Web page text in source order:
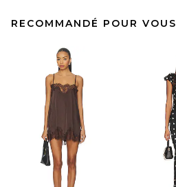
RECOMMANDÉ POUR VOUS